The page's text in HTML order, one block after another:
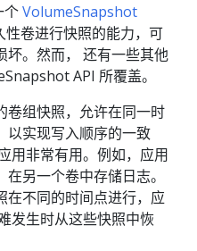
个VolumeSnapshot
性卷进行快照的能力，可
坏。然而， 还有一些其他
API 所覆盖。
卷组快照，允许在同一时
以实现写入顺序的一致
用非常有用。例如，应用
另一个卷中存储日志。
在不同的时间点进行，应
发生时从这些快照中恢